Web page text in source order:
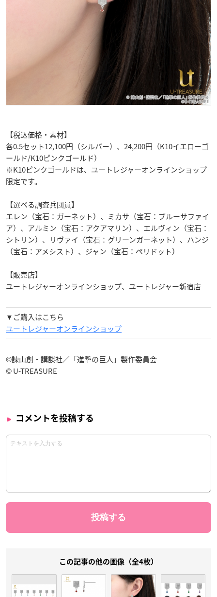
【税込価格・素材】
各0.5セット12,100円（シルバー）、24,200円（K10イエローゴ
ールド/K10ピンクゴールド）
※K10ピンクゴールドは、ユートレジャーオンラインショップ
限定です。
【選べる調査兵団員】
エレン（宝石：ガーネット）、ミカサ（宝石：ブルーサファイ
ア）、アルミン（宝石：アクアマリン）、エルヴィン（宝石：
シトリン）、リヴァイ（宝石：グリーンガーネット）、ハンジ
（宝石：アメシスト）、ジャン（宝石：ペリドット）
【販売店】
ユートレジャーオンラインショップ、ユートレジャー新宿店
▼ご購入はこちら
ユートレジャーオンラインショップ
©諫山創・講談社／「進撃の巨人」製作委員会
© U-TREASURE
コメントを投稿する
この記事の他の画像（全4枚）